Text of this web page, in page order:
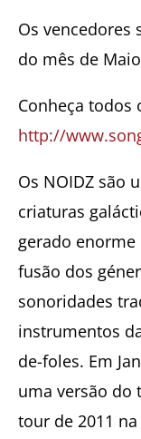
Os vencedores
do mês de
Conheça todos
http://
Os NOIDZ são
criaturas
gerado
fusão dos
sonoridades
instrumentos
de-foles. Em
uma versão do
tour de 2011